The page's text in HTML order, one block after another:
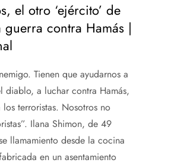
el otro ‘ejército’ de
guerra contra Hamás |
Tienen que ayudarnos a
diablo, a luchar contra Hamás,
terroristas. Nosotros no
Ilana Shimon, de 49
llamamiento desde la cocina
en un asentamiento